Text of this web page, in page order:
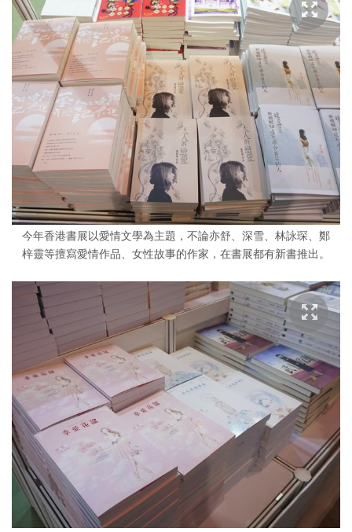
今年香港書展以愛情文學為主題，不論亦舒、深雪、林詠琛、鄭
梓靈等擅寫愛情作品、女性故事的作家，在書展都有新書推出。